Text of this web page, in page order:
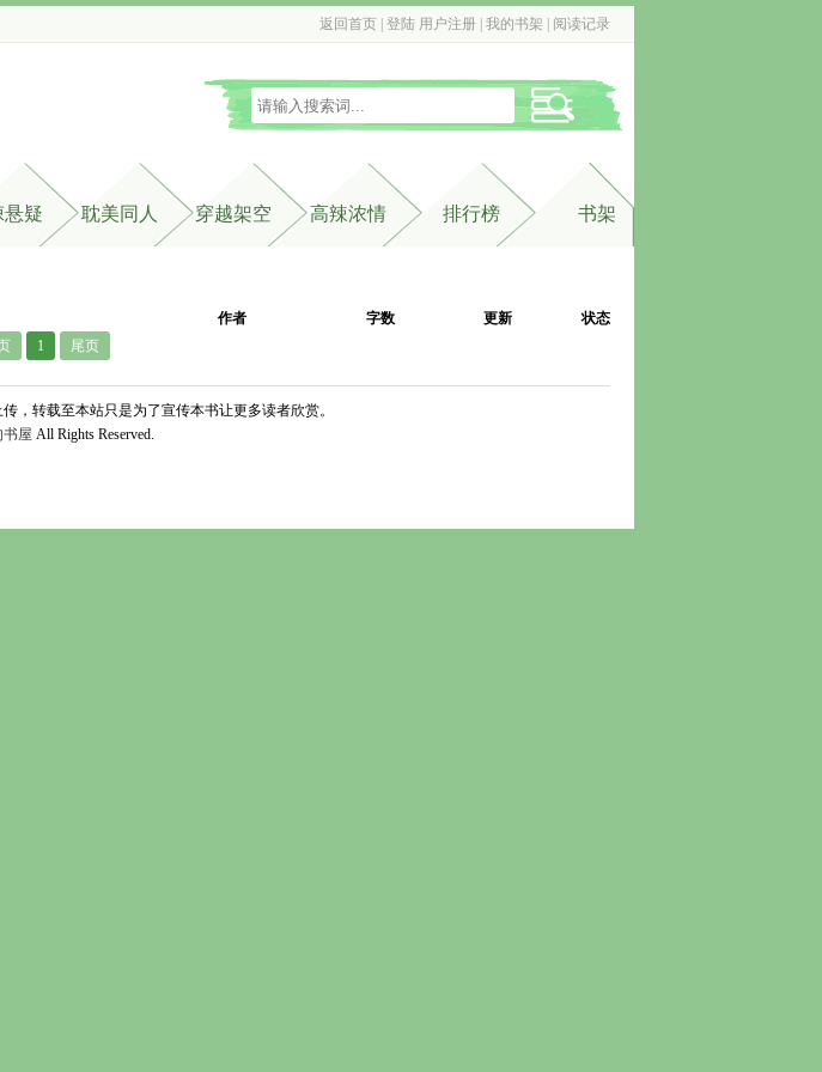
返回首页 登陆 用户注册 我的书架 阅读记录
悬疑 耽美同人 穿越架空 高辣浓情 排行榜 书架
作者 字数 更新
状态
1 尾页
，转载至本站只是为了宣传本书让更多读者欣赏。
书屋 All Rights Reserved.